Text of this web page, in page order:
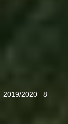
2019/2020 8